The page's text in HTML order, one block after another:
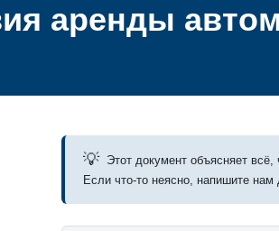
аренды
💡
Этот документ объясняет
Если что-то неясно, напишите нам